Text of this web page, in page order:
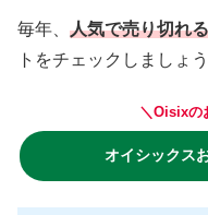
毎年、 人気で売り切れ
トをチェックしましょう
＼Oisixの
オイシックス